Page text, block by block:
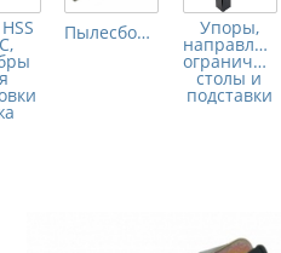
Пылесборники Упоры,
столы и
подставки